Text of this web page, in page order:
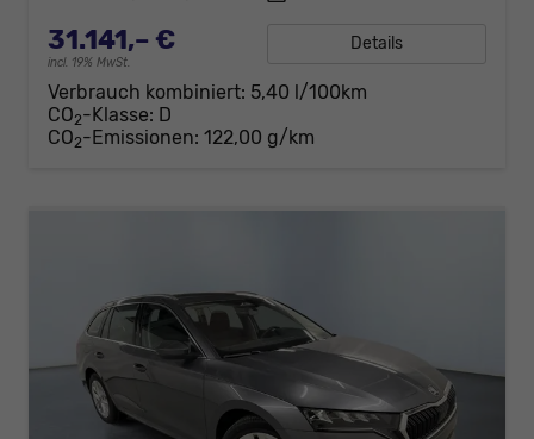
31.141,– €
incl. 19% MwSt.
Details
Verbrauch kombiniert: 5,40 l/100km
CO2-Klasse: D
CO2-Emissionen: 122,00 g/km